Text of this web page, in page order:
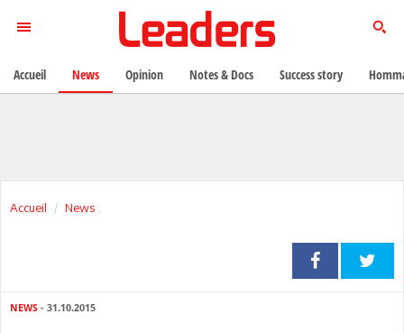
Accueil News
NEWS - 31.10.2015
Accueil News Opinion Notes & Docs Success story